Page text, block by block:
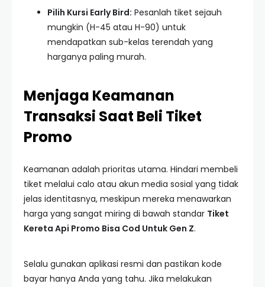
Pilih Kursi Early Bird: Pesanlah tiket sejauh
mungkin (H-45 atau H-90) untuk
mendapatkan sub-kelas terendah yang
harganya paling murah.
Menjaga Keamanan
Transaksi Saat Beli Tiket
Promo
Keamanan adalah prioritas utama. Hindari membeli
tiket melalui calo atau akun media sosial yang tidak
jelas identitasnya, meskipun mereka menawarkan
harga yang sangat miring di bawah standar Tiket
Kereta Api Promo Bisa Cod Untuk Gen Z.
Selalu gunakan aplikasi resmi dan pastikan kode
bayar hanya Anda yang tahu. Jika melakukan